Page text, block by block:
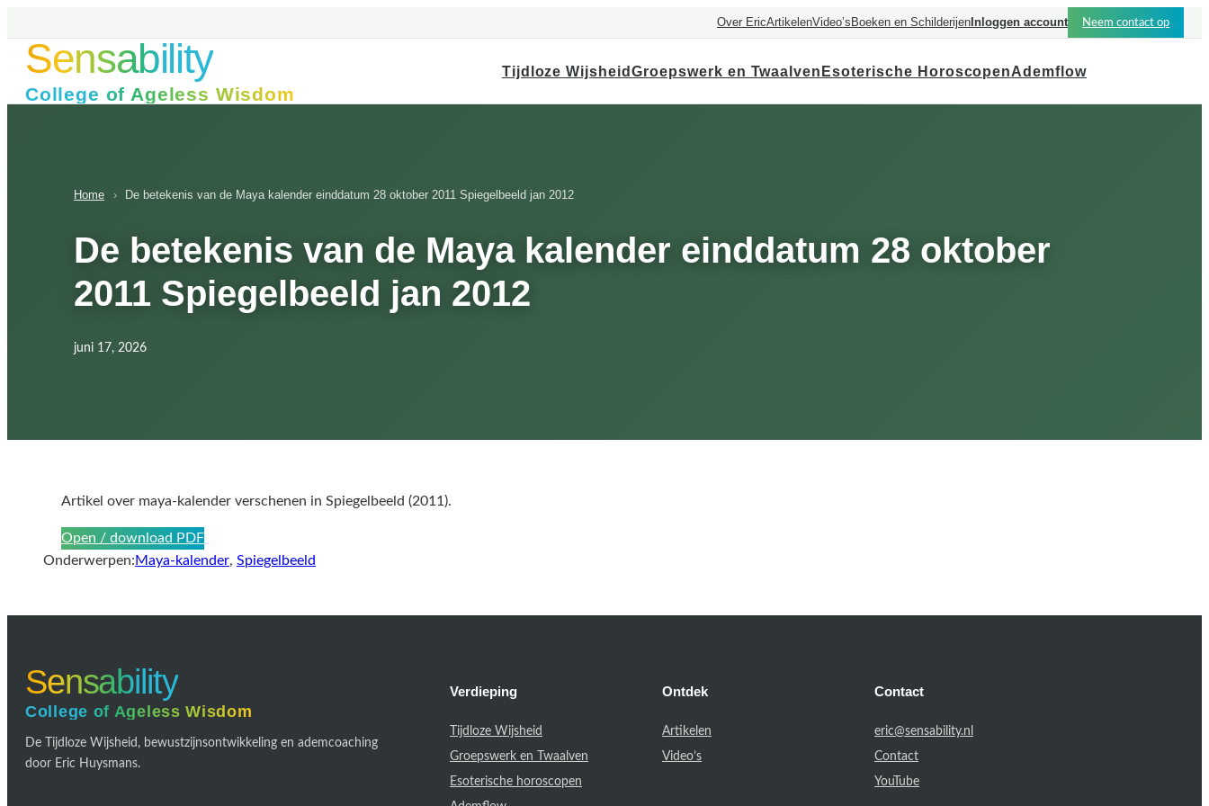
naar
Over EricArtikelenVideo’s Boeken en Schilderijen Inloggen account Neem contact op
Sensability
College of Ageless Wisdom
Tijdloze WijsheidGroepswerk en Twaalven Esoterische HoroscopenAdemflow
Home › De betekenis van de Maya kalender einddatum 28 oktober 2011 Spiegelbeeld jan 2012
De betekenis van de Maya kalender einddatum 28 oktober
2011 Spiegelbeeld jan 2012
juni 17, 2026
Artikel over maya-kalender verschenen in Spiegelbeeld (2011).
Open / download PDF
Onderwerpen:Maya-kalender, Spiegelbeeld
Sensability
College of Ageless Wisdom
De Tijdloze Wijsheid, bewustzijnsontwikkeling en ademcoaching
door Eric Huysmans.
Verdieping
Tijdloze Wijsheid
Groepswerk en Twaalven
Esoterische horoscopen
Ontdek
Artikelen
Video’s
Contact
eric@sensability.nl
Contact
YouTube